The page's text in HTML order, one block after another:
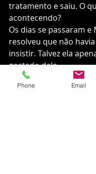
tratamento e saiu. O
acontecendo?
Os dias se passaram e
resolveu que não
insistir. Talvez ela
gostado dele.
O calor chegou, e as
ganharam frequência
Phone Email